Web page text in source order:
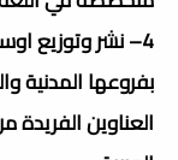
4– نشر وتوزيع
بفروعها المدنية
العناوين